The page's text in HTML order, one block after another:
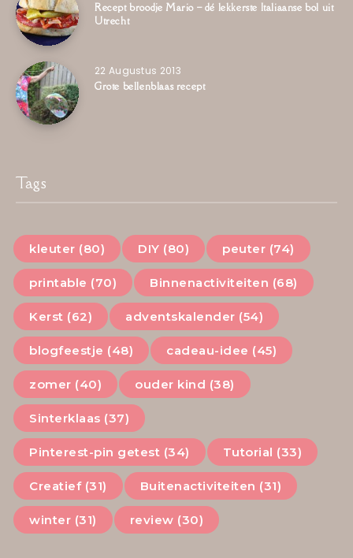
Recept broodje Mario – dé lekkerste Italiaanse bol uit
Utrecht
22 Augustus 2013
Grote bellenblaas recept
Tags
kleuter (80) DIY (80) peuter (74)
printable (70) Binnenactiviteiten (68)
Kerst (62) adventskalender (54)
blogfeestje (48) cadeau-idee (45)
zomer (40) ouder kind (38)
Sinterklaas (37)
Pinterest-pin getest (34) Tutorial (33)
Creatief (31) Buitenactiviteiten (31)
winter (31) review (30)